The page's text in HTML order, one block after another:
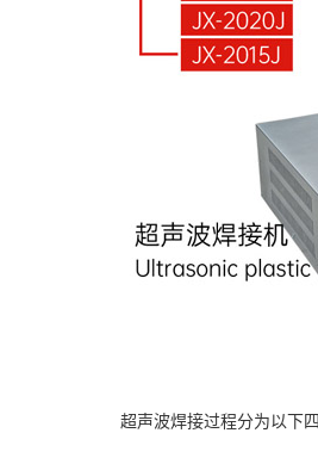
超声波焊接过程分为以下四